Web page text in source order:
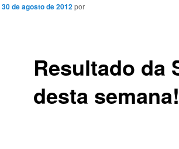
Resultado da
desta semana!
30 de agosto de 2012por